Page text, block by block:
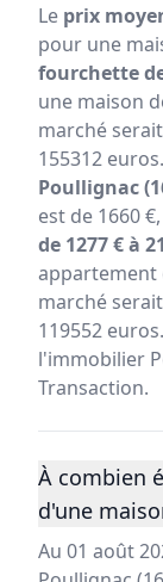
Le prix
pour une
fourchette
une maison
marché
155312
Poullignac
est de 1660
de 1277 € à
appartement
marché
119552
l'immobilier
Transaction.
À combien
d'une
Au 01 août